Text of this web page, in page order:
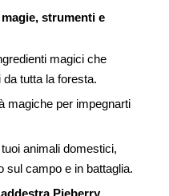
strumenti e
magici che
tutta la foresta.
magiche per impegnarti
animali domestici,
sul campo e in battaglia.
Pieberry